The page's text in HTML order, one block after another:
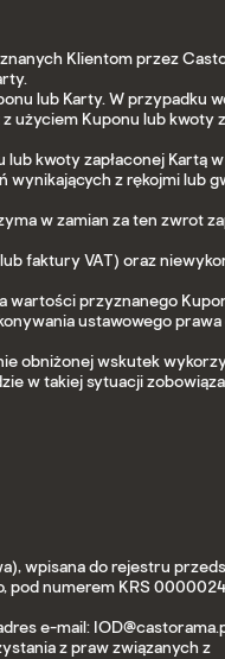
Klientom przez
lub Karty. W przypadku
użyciem Kuponu lub kwoty
kwoty zapłaconej Kartą
wynikających z rękojmi lub
w zamian za ten zwrot
faktury VAT) oraz
wartości przyznanego
ustawowego
obniżonej wskutek
w takiej sytuacji
wpisana do rejestru
pod numerem KRS
e-mail:
z praw związanych z